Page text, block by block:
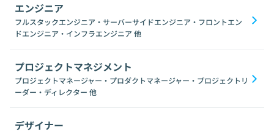
エンジニア
フルスタックエンジニア・サーバーサイドエンジニア・フロントエン
ドエンジニア・インフラエンジニア 他
プロジェクトマネジメント
プロジェクトマネージャー・プロダクトマネージャー・プロジェクトリ
ーダー・ディレクター 他
デザイナー